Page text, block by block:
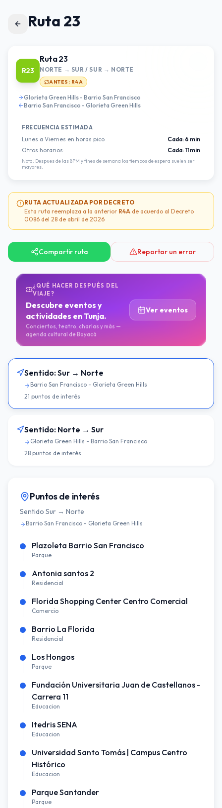
Ruta 23
R23
Ruta 23
NORTE → SUR / SUR → NORTE
ANTES: R4A
Glorieta Green Hills - Barrio San Francisco
Barrio San Francisco - Glorieta Green Hills
FRECUENCIA ESTIMADA
Lunes a Viernes en horas pico Cada: 6 min
Otros horarios:
Cada:11 min
Nota: Despues de las 8PM y fines de semana los tiempos de espera suelen ser
mayores.
RUTA ACTUALIZADA POR DECRETO
Esta ruta reemplaza a la anterior R4A de acuerdo al Decreto
0086 del 28 de abril de 2026
Compartir ruta Reportar un error
¿QUÉ HACER DESPUÉS DEL
VIAJE?
Descubre eventos y
actividades en Tunja.
Conciertos, teatro, charlas y más —
agenda cultural de Boyacá
Ver eventos
Sentido:Sur → Norte
Barrio San Francisco - Glorieta Green Hills
21 puntos de interés
Sentido: Norte → Sur
Glorieta Green Hills - Barrio San Francisco
28 puntos de interés
Puntos de interés
Sentido Sur → Norte
Barrio San Francisco - Glorieta Green Hills
Plazoleta Barrio San Francisco
Parque
Antonia santos 2
Residencial
Florida Shopping Center Centro Comercial
Comercio
Barrio La Florida
Residencial
Los Hongos
Parque
Fundación Universitaria Juan de Castellanos -
Carrera 11
Educacion
Itedris SENA
Educacion
Universidad Santo Tomás | Campus Centro
Histórico
Educacion
Parque Santander
Parque